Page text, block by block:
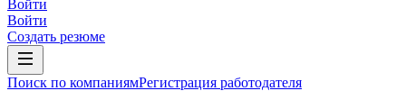
Войти
Войти
Создать резюме
Поиск по компаниямРегистрация работодателя